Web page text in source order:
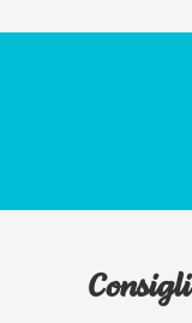
Consigli